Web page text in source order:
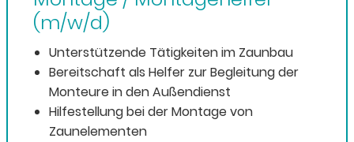
(m/w/d)
Unterstützende Tätigkeiten im Zaunbau
Bereitschaft als Helfer zur Begleitung der
Monteure in den Außendienst
Hilfestellung bei der Montage von
Zaunelementen